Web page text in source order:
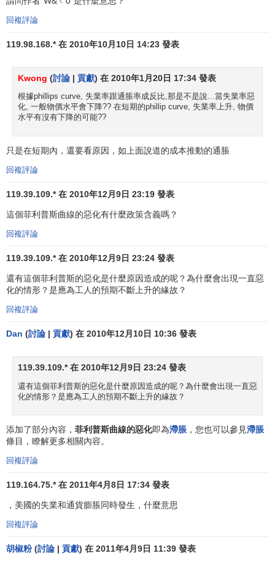
格轉嫁給 消費者，所以政府稅收本身就具有成本推進的效
應。特別是20世紀70年代以來，州政府和各地方政府大幅度
增加銷售稅 和貨物稅，聯邦政府則大量增加
其次，隨著政府稅收和福利制度的發展，對工作、投資、創
和冒險精神起著消極作用。例如，過高的稅率使人們不願
努力工作以增加收入；失業津貼和社會福利使人們既不怕失
業也不急於尋找工作；過高的稅率造成
損害，供給減少。最後，政府過多管理也降低了社會生產
除別的企業與之
成本和較低的效率；另一方面表現在政府對環境保護，工人
勞保等方面規定了諸多的
規章制度 ，結果增加了企業的成
價格水平
第三種是貨幣學派的看法。
貨幣學派與供給學派一樣，認為市場調節
資源的有效配置，政府不應該對經濟實行過多的干預。在貨
預造成的。他們根據長期的菲普斯曲線的分析指出，當政府
低失業率和提高通貨膨脹率的效果。但是，在價格水平上升
以後，工會會相應提高工資，因而 實際工資率並沒有下降，
廠商不會增加勞動的雇用量。結果，政府擴張性的經濟政策
使失業和通貨膨脹並存。
回複評論
119.98.168.* 在 2010年10月10日 14:23 發表
Kwong (討論 | 貢獻) 在 2010年1月20日 17:34 發表
根據phillips curve, 失業率跟通脹率成反比,那是不是說...當失業率惡
化, 一般物價水平會下降?? 在短期的phillip curve, 失業率上升, 物價
水平有沒有下降的可能??
只是在短期內，還要看原因，如上面說道的成本推動的通脹
回複評論
119.39.109.* 在 2010年12月9日 23:19 發表
這個菲利普斯曲線的惡化有什麼政策含義嗎？
回複評論
119.39.109.* 在 2010年12月9日 23:24 發表
還有這個菲利普斯的惡化是什麼原因造成的呢？為什麼會出現一直惡
化的情形？是應為工人的預期不斷上升的緣故？
回複評論
Dan (討論 | 貢獻) 在 2010年12月10日 10:36 發表
119.39.109.* 在 2010年12月9日 23:24 發表
還有這個菲利普斯的惡化是什麼原因造成的呢？為什麼會出現一直惡
化的情形？是應為工人的預期不斷上升的緣故？
添加了部分內容， 菲利普斯曲線的惡化即為滯脹 ，您也可以參見滯脹
條目，瞭解更多相關內容。
回複評論
119.164.75.* 在 2011年4月8日 17:34 發表
，美國的失業和通貨膨脹同時發生，什麼意思
回複評論
胡椒粉(討論 | 貢獻) 在 2011年4月9日 11:39 發表